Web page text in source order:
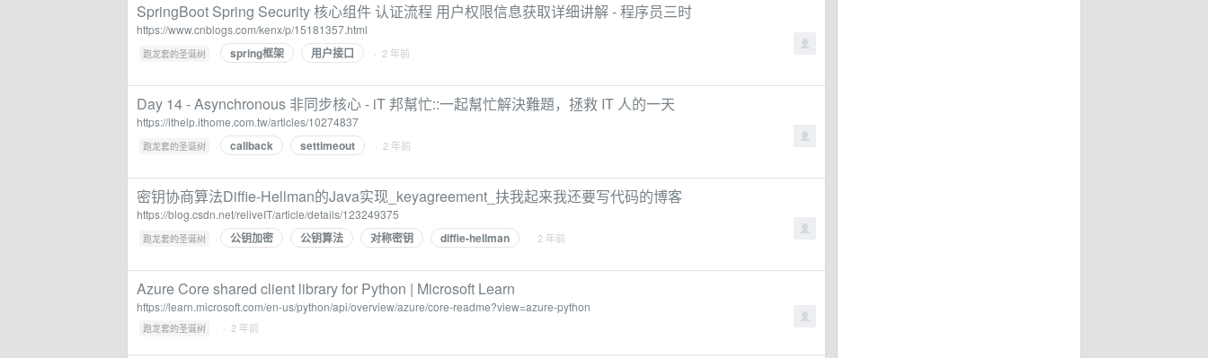
SpringBoot Spring Security 核心组件 认证流程 用户权限信息获取详细讲解 - 程序员三时
https://www.cnblogs.com/kenx/p/15181357.html
跑龙套的圣诞树 · spring框架 用户接口 · 2 年前
Day 14 - Asynchronous 非同步核心 - iT 邦幫忙::一起幫忙解決難題，拯救 IT 人的一天
https://ithelp.ithome.com.tw/articles/10274837
跑龙套的圣诞树 · callback settimeout · 2 年前
密钥协商算法Diffie-Hellman的Java实现_keyagreement_扶我起来我还要写代码的博客
https://blog.csdn.net/reliveIT/article/details/123249375
跑龙套的圣诞树 · 公钥加密 公钥算法 对称密钥 diffie-hellman · 2 年前
Azure Core shared client library for Python | Microsoft Learn
https://learn.microsoft.com/en-us/python/api/overview/azure/core-readme?view=azure-python
跑龙套的圣诞树 · · 2 年前